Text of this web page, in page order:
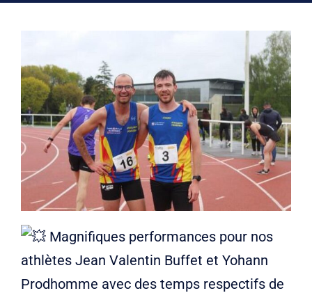
Contact
Magnifiques performances pour nos
athlètes Jean Valentin Buffet et Yohann
Prodhomme avec des temps respectifs de